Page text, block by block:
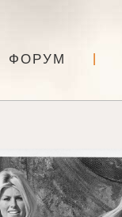
ФОРУМ